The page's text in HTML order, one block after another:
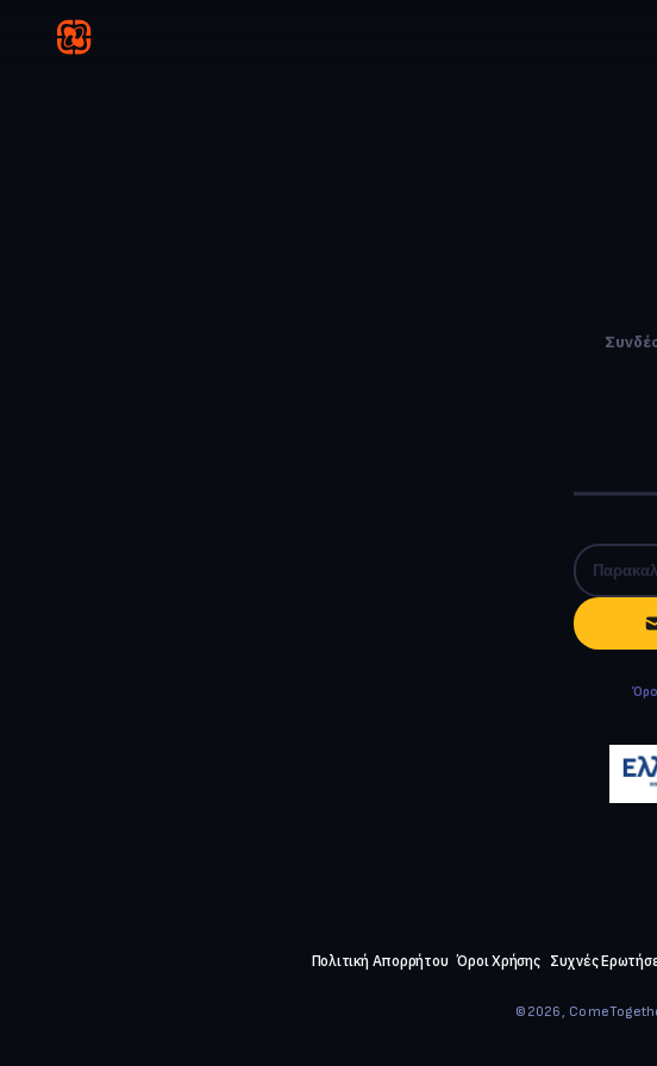
Πολιτική Απορρήτου Όροι Χρήσης Συχνές
©2026,